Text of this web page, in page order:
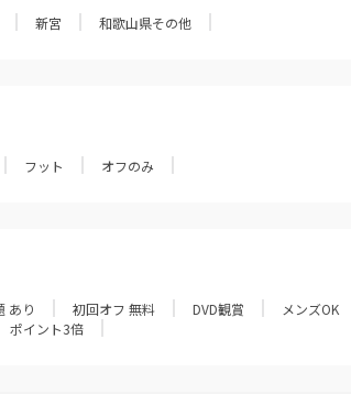
新宮 和歌山県その他
フット オフのみ
あり 初回オフ 無料 DVD観賞 メンズOK
ポイント3倍